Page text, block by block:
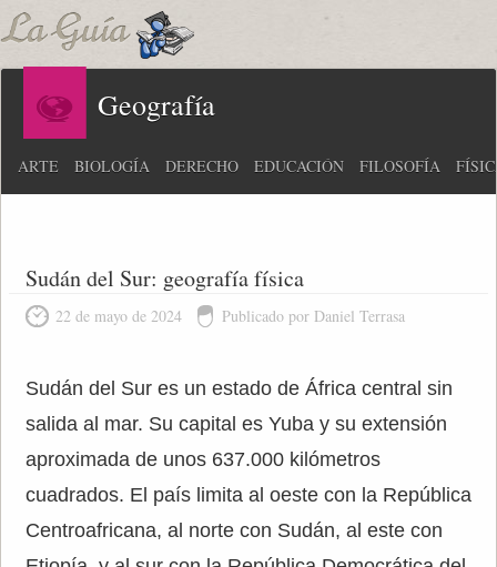
Geografía
ARTE BIOLOGÍA DERECHO EDUCACIÓN FILOSOFÍA
Sudán del Sur: geografía física
22 de mayo de 2024 Publicado por Daniel Terrasa
Sudán del Sur es un estado de África central sin
salida al mar. Su capital es Yuba y su extensión
aproximada de unos 637.000 kilómetros
cuadrados. El país limita al oeste con la República
Centroafricana, al norte con Sudán, al este con